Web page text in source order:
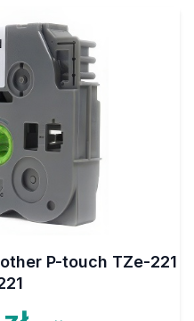
P-touch TZe-221